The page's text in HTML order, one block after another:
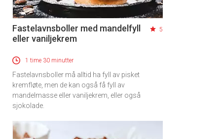
Fastelavnsboller med mandelfyll
eller vaniljekrem
5
1 time 30 minutter
Fastelavnsboller må alltid ha fyll av pisket
kremfløte, men de kan også få fyll av
mandelmasse eller vaniljekrem, eller også
sjokolade.